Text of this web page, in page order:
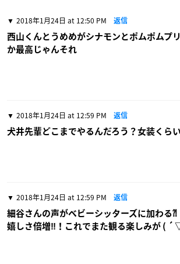
2018年1月24日 at 12:50 PM 返信
西山くんとうめめがシナモンとポムポムプ
か最高じゃんそれ
2018年1月24日 at 12:59 PM 返信
犬井先輩どこまでやるんだろう？女装くら
2018年1月24日 at 12:59 PM 返信
細谷さんの声がベビーシッターズに加わる⁈
嬉しさ倍増‼︎！これでまた観る楽しみが ( ´